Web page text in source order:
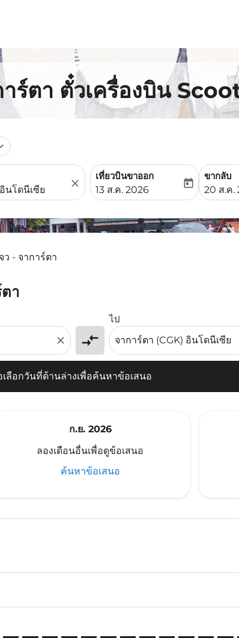
าร์ตา ตั๋วเครื่องบิน
close
เที่ยวบินขาออก
fc-booking-departure-date-
13 ส.ค. 2026
today
ขากลับ
fc-
20 ส.ค.
ว - จาการ์ตา
า
close compare_arrows
ไป
ลือกวันที่ด้านล่างเพื่อค้นหาข้อเสนอ
กวันที่ด้านล่างเพื่อค้นหาข้อเสนอ
ก.ย. 2026
ลองเดือนอื่นเพื่อดูข้อเสนอ
ค้นหาข้อเสนอ
CGO–CGK: cmp-view-offers-
CGO–CGK: cmp-view-offers-
CGO–CGK: cmp-view-
CGO–CGK: cmp-
CGO–CGK:
CGO–CGK: